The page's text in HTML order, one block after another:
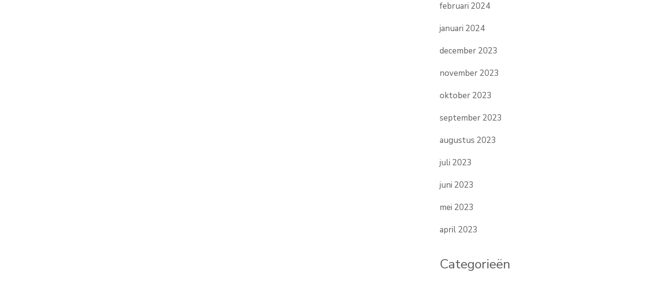
februari 2024
januari 2024
december 2023
november 2023
oktober 2023
september 2023
augustus 2023
juli 2023
juni 2023
mei 2023
april 2023
Categorieën